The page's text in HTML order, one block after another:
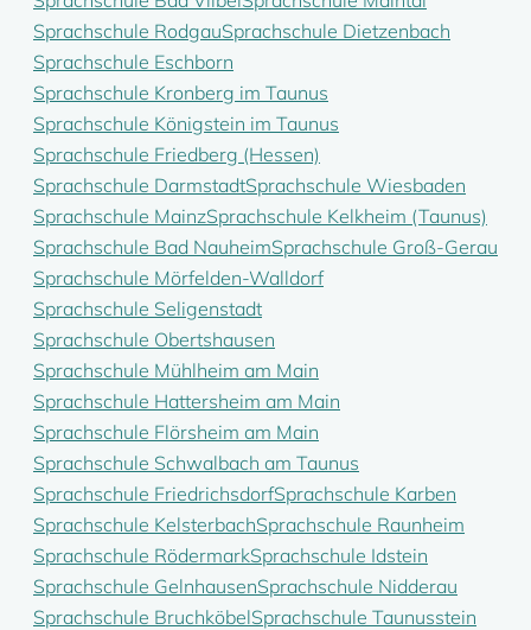
Sprachschule RodgauSprachschule Dietzenbach
Sprachschule Eschborn
Sprachschule Kronberg im Taunus
Sprachschule Königstein im Taunus
Sprachschule Friedberg (Hessen)
Sprachschule DarmstadtSprachschule Wiesbaden
Sprachschule MainzSprachschule Kelkheim (Taunus)
Sprachschule Bad NauheimSprachschule Groß-Gerau
Sprachschule Mörfelden-Walldorf
Sprachschule Seligenstadt
Sprachschule Obertshausen
Sprachschule Mühlheim am Main
Sprachschule Hattersheim am Main
Sprachschule Flörsheim am Main
Sprachschule Schwalbach am Taunus
Sprachschule FriedrichsdorfSprachschule Karben
Sprachschule KelsterbachSprachschule Raunheim
Sprachschule RödermarkSprachschule Idstein
Sprachschule GelnhausenSprachschule Nidderau
Sprachschule BruchköbelSprachschule Taunusstein